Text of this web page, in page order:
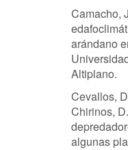
Camacho,
arándano
Altiplano.
Cevallos,
Chirinos,
algunas